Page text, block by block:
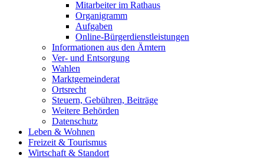
Mitarbeiter im Rathaus
Organigramm
Aufgaben
Online-Bürgerdienstleistungen
Informationen aus den Ämtern
Ver- und Entsorgung
Wahlen
Marktgemeinderat
Ortsrecht
Steuern, Gebühren, Beiträge
Weitere Behörden
Datenschutz
Leben & Wohnen
Freizeit & Tourismus
Wirtschaft & Standort